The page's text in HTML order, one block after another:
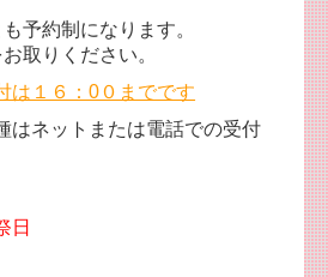
予約制になります。
取りください。
は１６：0０までです
はネットまたは電話での受付
日